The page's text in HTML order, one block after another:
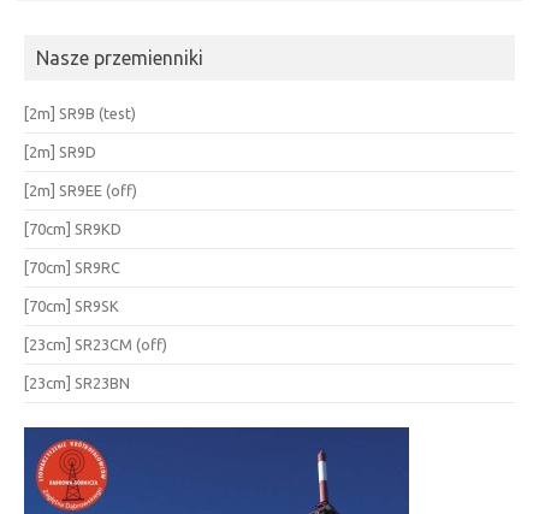
Nasze przemienniki
[2m] SR9B (test)
[2m] SR9D
[2m] SR9EE (off)
[70cm] SR9KD
[70cm] SR9RC
[70cm] SR9SK
[23cm] SR23CM (off)
[23cm] SR23BN